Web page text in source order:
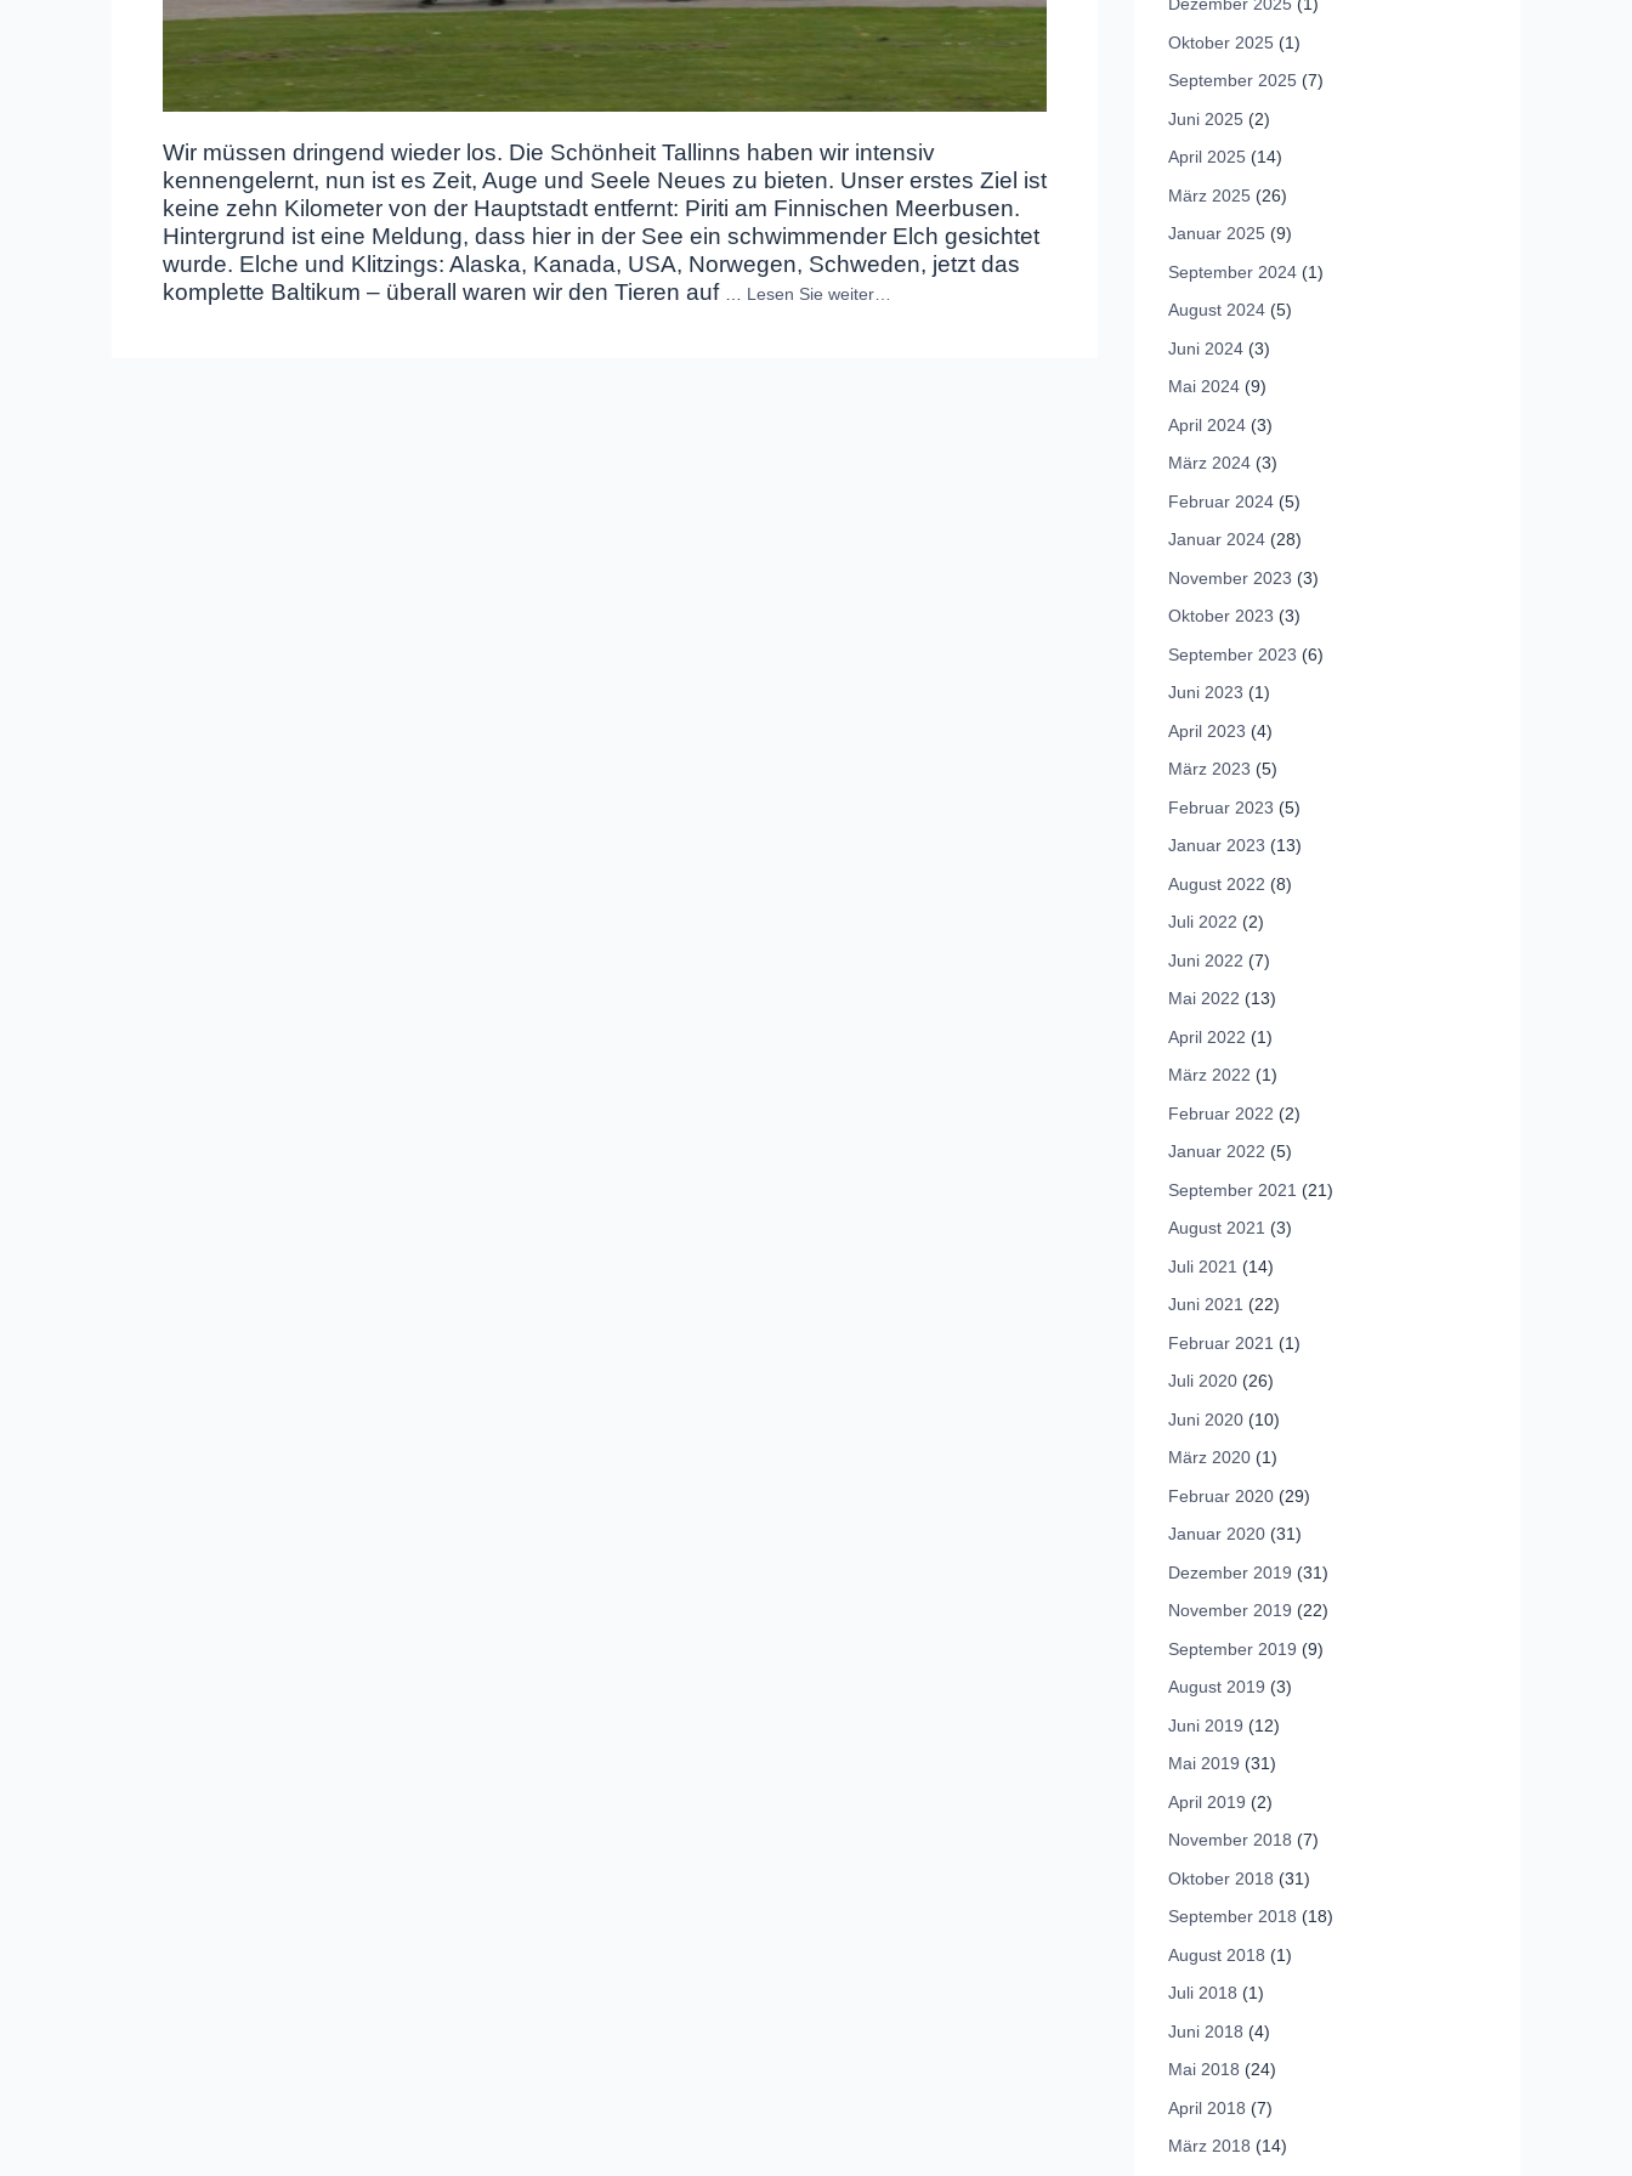
Wir müssen dringend wieder los. Die Schönheit Tallinns haben wir intensiv
kennengelernt, nun ist es Zeit, Auge und Seele Neues zu bieten. Unser erstes Ziel ist
keine zehn Kilometer von der Hauptstadt entfernt: Piriti am Finnischen Meerbusen.
Hintergrund ist eine Meldung, dass hier in der See ein schwimmender Elch gesichtet
wurde. Elche und Klitzings: Alaska, Kanada, USA, Norwegen, Schweden, jetzt das
komplette Baltikum – überall waren wir den Tieren auf
Lesen Sie weiter…
Dezember 2025 (1)
Oktober 2025 (1)
September 2025 (7)
Juni 2025 (2)
April 2025 (14)
März 2025 (26)
Januar 2025 (9)
September 2024 (1)
August 2024 (5)
Juni 2024 (3)
Mai 2024 (9)
April 2024 (3)
März 2024 (3)
Februar 2024 (5)
Januar 2024 (28)
November 2023 (3)
Oktober 2023 (3)
September 2023 (6)
Juni 2023 (1)
April 2023 (4)
März 2023 (5)
Februar 2023 (5)
Januar 2023 (13)
August 2022 (8)
Juli 2022 (2)
Juni 2022 (7)
Mai 2022 (13)
April 2022 (1)
März 2022 (1)
Februar 2022 (2)
Januar 2022 (5)
September 2021 (21)
August 2021 (3)
Juli 2021 (14)
Juni 2021 (22)
Februar 2021 (1)
Juli 2020 (26)
Juni 2020 (10)
März 2020 (1)
Februar 2020 (29)
Januar 2020 (31)
Dezember 2019 (31)
November 2019 (22)
September 2019 (9)
August 2019 (3)
Juni 2019 (12)
Mai 2019 (31)
April 2019 (2)
November 2018 (7)
Oktober 2018 (31)
September 2018 (18)
August 2018 (1)
Juli 2018 (1)
Juni 2018 (4)
Mai 2018 (24)
April 2018 (7)
März 2018 (14)